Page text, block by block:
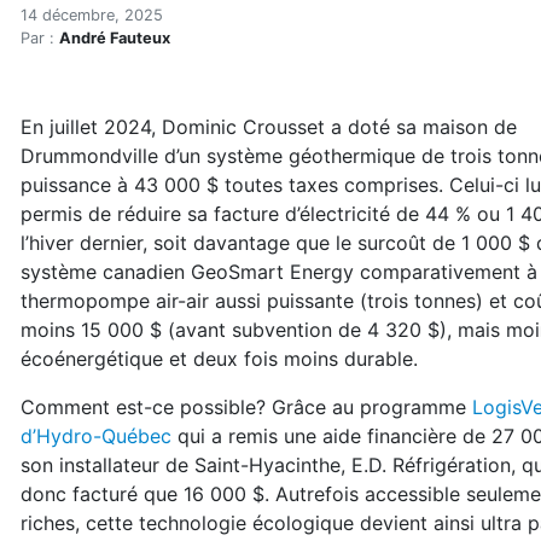
Accueil
Articles
Géothermie : grâce à Hydro, la rentabilité est presque
Géothermie : grâce à
14 décembre, 2025
Par : André Fauteux
En juillet 2024, Dominic Crousset a doté sa maison de
Drummondville d’un système géothermique de trois
puissance à 43 000 $ toutes taxes comprises. Celui-ci
permis de réduire sa facture d’électricité de 44 % ou 1
l’hiver dernier, soit davantage que le surcoût de 1 000 $
système canadien GeoSmart Energy comparativement à
thermopompe air-air aussi puissante (trois tonnes) et
moins 15 000 $ (avant subvention de 4 320 $), mais
écoénergétique et deux fois moins durable.
Comment est-ce possible? Grâce au programme
d’Hydro-Québec qui a remis une aide financière de 27
son installateur de Saint-Hyacinthe, E.D. Réfrigération,
donc facturé que 16 000 $. Autrefois accessible
riches, cette technologie écologique devient ainsi ultra